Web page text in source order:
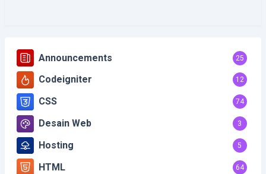
Announcements 25
Codeigniter 12
CSS 74
Desain Web 3
Hosting 5
HTML 64